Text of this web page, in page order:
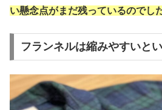
い懸念点がまだ残っているのでし
フランネルは縮みやすいとい